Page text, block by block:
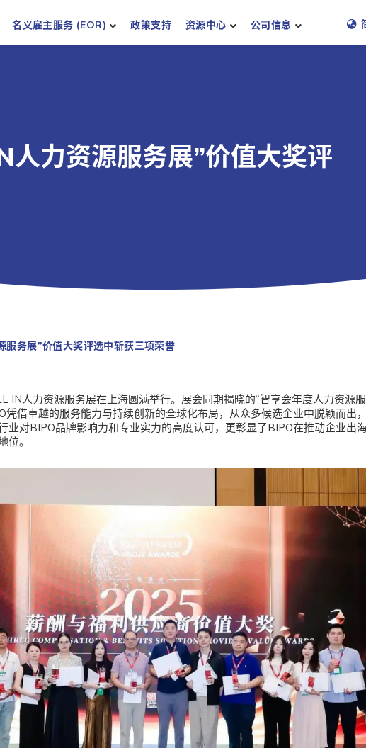
名义雇主服务 (EOR) 政策支持 资源中心 公司信息
力资源服务展”价值大奖评
服务展”价值大奖评选中斩获三项荣誉
IN人力资源服务展在上海圆满举行。展会同期揭晓的“智享会年度人力资源
凭借卓越的服务能力与持续创新的全球化布局，从众多候选企业中脱颖而出
业对BIPO品牌影响力和专业实力的高度认可，更彰显了BIPO在推动企业出
位。